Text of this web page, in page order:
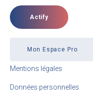
Actify
Mon Espace Pro
Mentions légales
Données personnelles